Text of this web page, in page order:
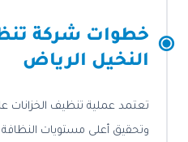
خطوات شركة
النخيل الرياض
تعتمد عملية تنظيف
وتحقيق أعلى مستويات النظافة